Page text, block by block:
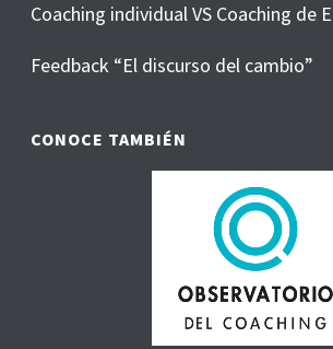
Coaching individual VS Coaching de
Feedback “El discurso del cambio”
CONOCE TAMBIÉN